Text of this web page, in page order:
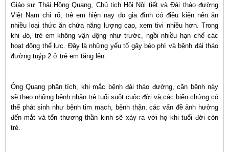
Giáo sư Thái Hồng Quang, Chủ tịch Hội Nội tiết và Đái tháo đường
Việt Nam chỉ rõ, trẻ em hiện nay do gia đình có điều kiện nên ăn
nhiều loại thức ăn chứa năng lượng cao, xem tivi nhiều hơn. Trong
khi đó, trẻ em không vận động như trước, ngồi nhiều hạn chế các
hoạt động thể lực. Đây là những yếu tố gây béo phì và bệnh đái tháo
đường tuýp 2 ở trẻ em tăng lên.
Ông Quang phân tích, khi mắc bệnh đái tháo đường, căn bệnh này
sẽ theo những bệnh nhân trẻ tuổi suốt cuộc đời và các biến chứng có
thể phát sinh như bệnh tim mạch, bệnh thận, các vấn đề ảnh hưởng
đến mắt và tổn thương thần kinh sẽ xảy ra với họ khi tuổi đời còn
trẻ.